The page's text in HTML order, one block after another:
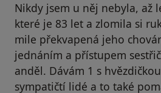
Nikdy jsem u něj nebyla, až
které je 83 let a zlomila si
mile překvapená jeho
jednáním a přístupem
anděl. Dávám 1 s
sympatičtí lidé a to také